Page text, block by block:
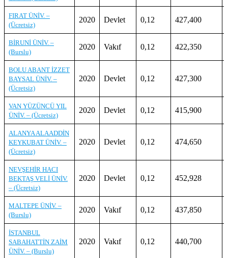
FIRAT ÜNİV. –
(Ücretsiz)
2020 Devlet 0,12 427,400
BİRUNİ ÜNİV. –
(Burslu)
2020 Vakıf 0,12 422,350
BOLU ABANT İZZET
BAYSAL ÜNİV. –
(Ücretsiz)
2020 Devlet 0,12 427,300
VAN YÜZÜNCÜ YIL
ÜNİV. – (Ücretsiz)
2020 Devlet 0,12 415,900
ALANYA ALAADDİN
KEYKUBAT ÜNİV. –
(Ücretsiz)
2020 Devlet 0,12 474,650
NEVŞEHİR HACI
BEKTAŞ VELİ ÜNİV.
– (Ücretsiz)
2020 Devlet 0,12 452,928
MALTEPE ÜNİV. –
(Burslu)
2020 Vakıf 0,12 437,850
İSTANBUL
SABAHATTİN ZAİM
ÜNİV. – (Burslu)
2020 Vakıf 0,12 440,700